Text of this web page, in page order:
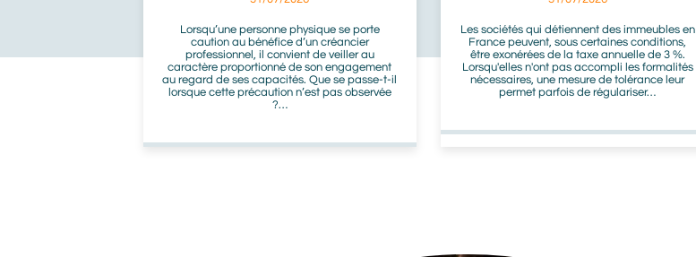
Lorsqu’une personne physique se porte
caution au bénéfice d’un créancier
professionnel, il convient de veiller au
caractère proportionné de son engagement
au regard de ses capacités. Que se passe-t-il
lorsque cette précaution n’est pas observée
?…
Les sociétés qui détiennent des immeubles en
France peuvent, sous certaines conditions,
être exonérées de la taxe annuelle de 3 %.
Lorsqu'elles n'ont pas accompli les formalités
nécessaires, une mesure de tolérance leur
permet parfois de régulariser…